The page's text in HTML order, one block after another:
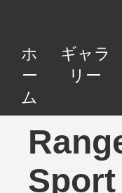
ホ
ー
ム
ギャラ
リー
Sport